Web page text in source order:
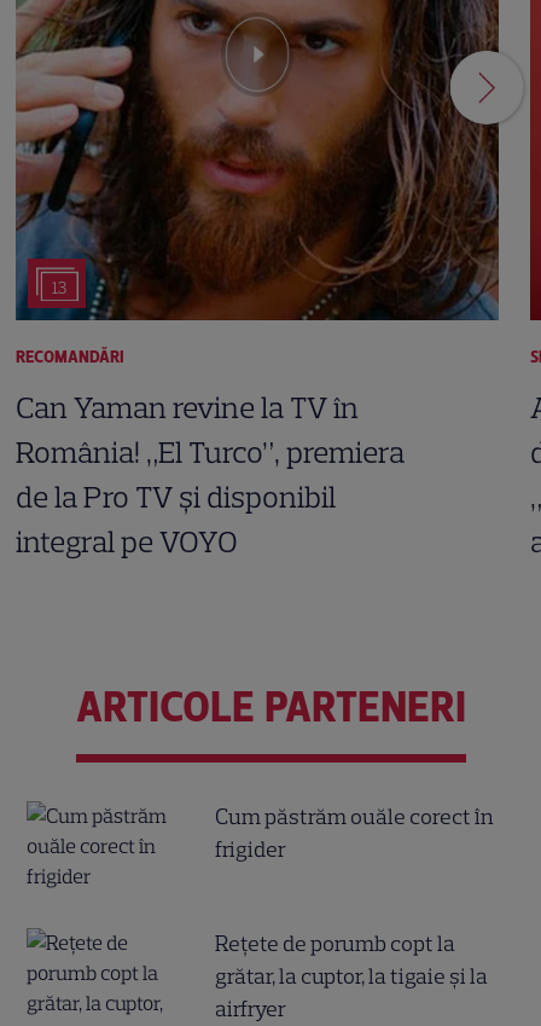
13
RECOMANDĂRI
Can Yaman revine la TV în
România! „El Turco”, premiera
de la Pro TV și disponibil
integral pe VOYO
ARTICOLE PARTENERI
Cum păstrăm ouăle corect în
frigider
Reţete de porumb copt la
grătar, la cuptor, la tigaie şi la
airfryer